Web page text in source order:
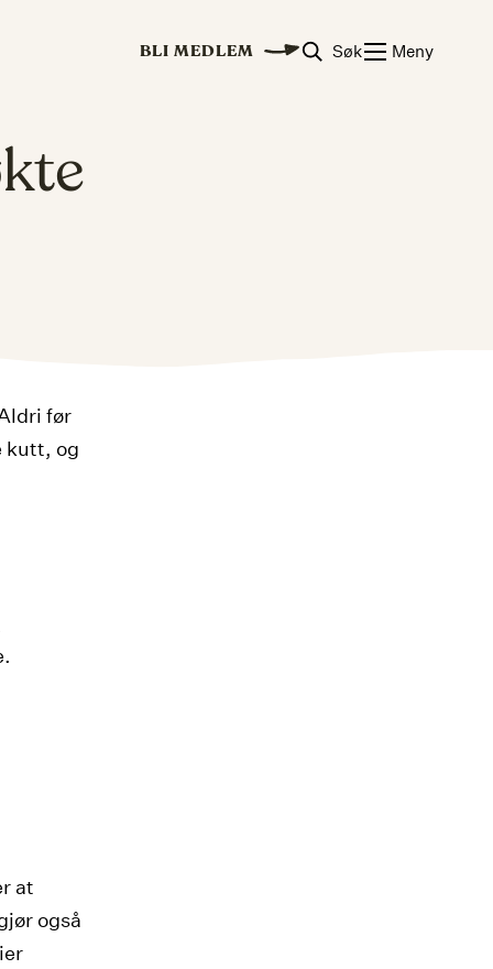
BLI MEDLEM Søk Meny
før
kutt, og
at
også